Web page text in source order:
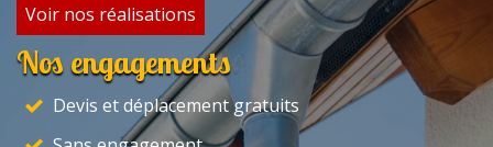
Voir nos réalisations
Nos engagements
Devis et déplacement gratuits